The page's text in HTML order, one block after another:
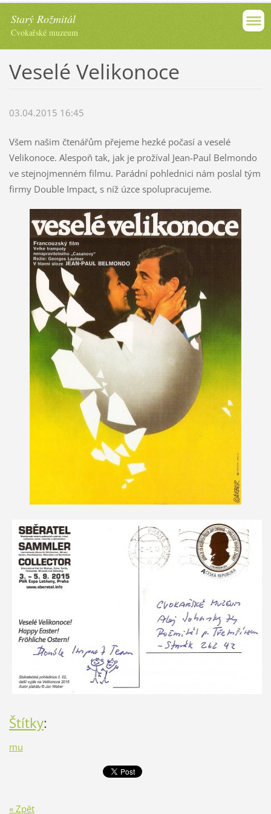
Starý Rožmitál
Cvokařské muzeum
Veselé Velikonoce
03.04.2015 16:45
Všem našim čtenářům přejeme hezké počasí a veselé
Velikonoce. Alespoň tak, jak je prožíval Jean-Paul Belmondo
ve stejnojmenném filmu. Parádní pohlednici nám poslal tým
firmy Double Impact, s níž úzce spolupracujeme.
Štítky:
mu
« Zpět